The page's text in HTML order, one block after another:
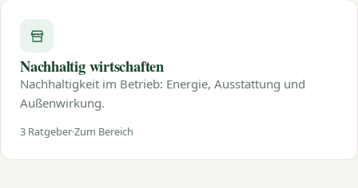
Nachhaltig wirtschaften
Nachhaltigkeit im Betrieb: Energie, Ausstattung und
Außenwirkung.
3 RatgeberZum Bereich